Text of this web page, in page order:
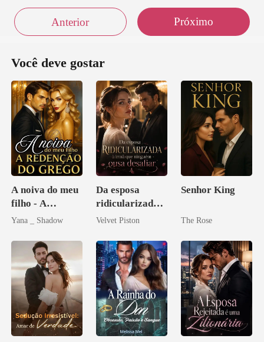
Anterior Próximo
Você deve gostar
A noiva do meu
filho - A
Redenção do
Yana _ Shadow
Da esposa
ridicularizada à
irmã que
desafiar
Velvet Piston
Senhor King
The Rose